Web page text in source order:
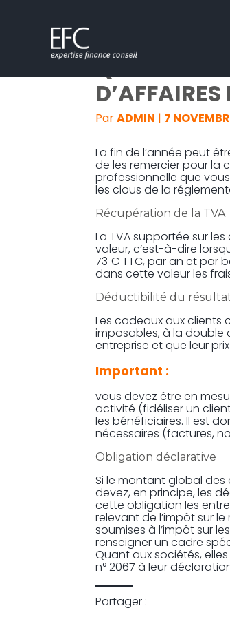
Aller
au
QUELLE
ParADMIN | 7
La fin de l’année peut
de les remercier pour la
professionnelle que
les clous de la
Récupération de la TVA
La TVA supportée sur
valeur, c’est-à-dire
73 € TTC, par an et par
dans cette valeur les
Déductibilité du
Les cadeaux aux
imposables, à la double
entreprise et que leur
Important :
vous devez être en
activité (fidéliser un
les bénéficiaires. Il est
nécessaires (factures,
Obligation déclarative
Si le montant global des
devez, en principe, les
cette obligation les
relevant de l’impôt sur
soumises à l’impôt sur
renseigner un cadre
Quant aux sociétés,
n° 2067 à leur
Partager :